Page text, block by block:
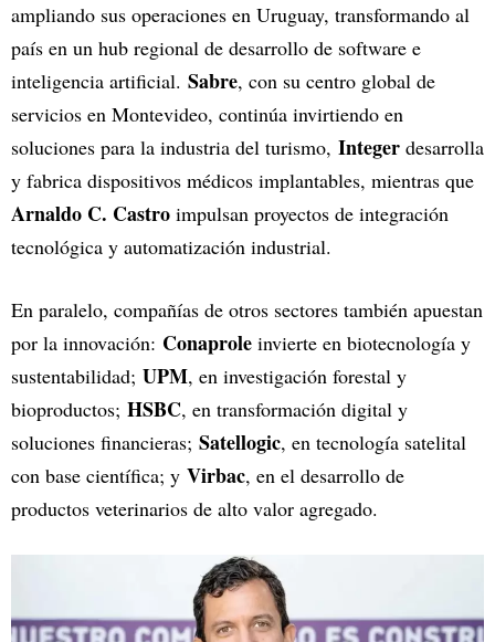
ampliando sus operaciones en Uruguay, transformando al
país en un hub regional de desarrollo de software e
inteligencia artificial. Sabre, con su centro global de
servicios en Montevideo, continúa invirtiendo en
soluciones para la industria del turismo, Integer desarrolla
y fabrica dispositivos médicos implantables, mientras que
Arnaldo C. Castro impulsan proyectos de integración
tecnológica y automatización industrial.
En paralelo, compañías de otros sectores también apuestan
por la innovación: Conaprole invierte en biotecnología y
sustentabilidad; UPM, en investigación forestal y
bioproductos; HSBC, en transformación digital y
soluciones financieras; Satellogic, en tecnología satelital
con base científica; y Virbac, en el desarrollo de
productos veterinarios de alto valor agregado.